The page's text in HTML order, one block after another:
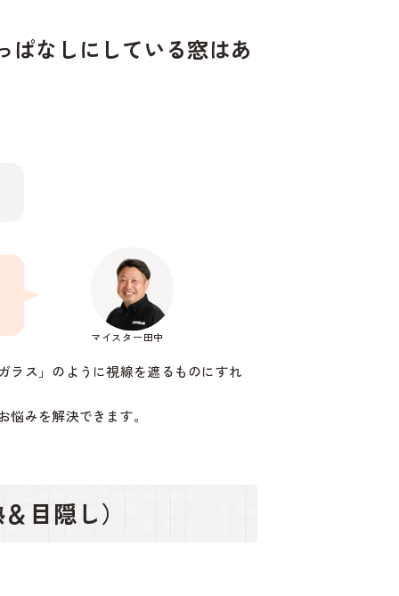
ぱなしにしている窓はあ
マイスター田中
ラス」のように視線を遮るものにすれ
みを解決できます。
目隠し）